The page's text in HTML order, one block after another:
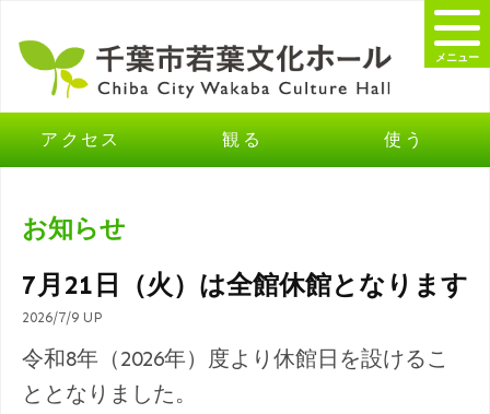
アクセス 観る 使う
メニュー
お知らせ
7月21日（火）は全館休館となります
2026/7/9 UP
令和8年（2026年）度より休館日を設けるこ
ととなりました。